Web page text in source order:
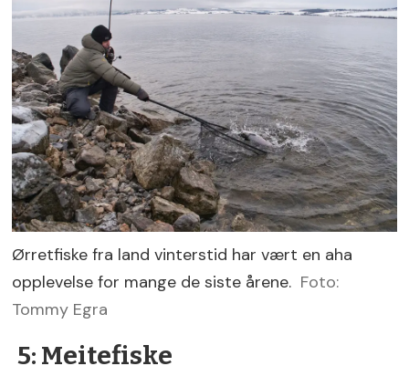
Ørretfiske fra land vinterstid har vært en aha
opplevelse for mange de siste årene. Foto:
Tommy Egra
5: Meitefiske